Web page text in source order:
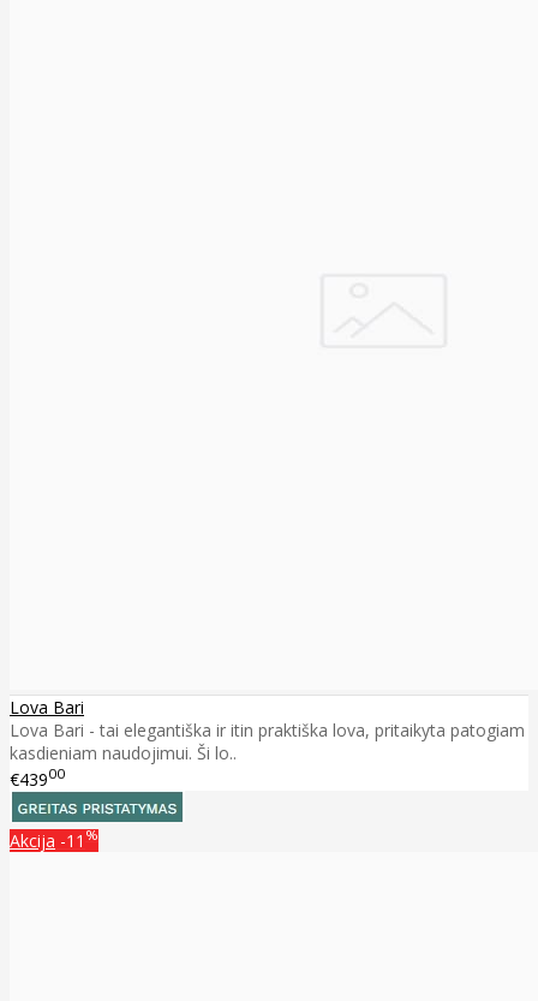
Lova Bari
Lova Bari - tai elegantiška ir itin praktiška lova, pritaikyta patogiam
kasdieniam naudojimui. Ši lo..
€43900
Akcija -11 %